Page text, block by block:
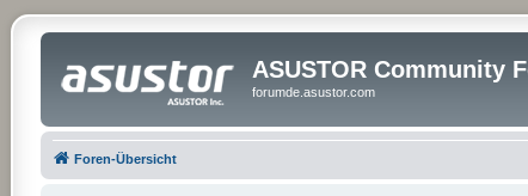
ASUSTOR Community
forumde.asustor.com
Foren-Übersicht